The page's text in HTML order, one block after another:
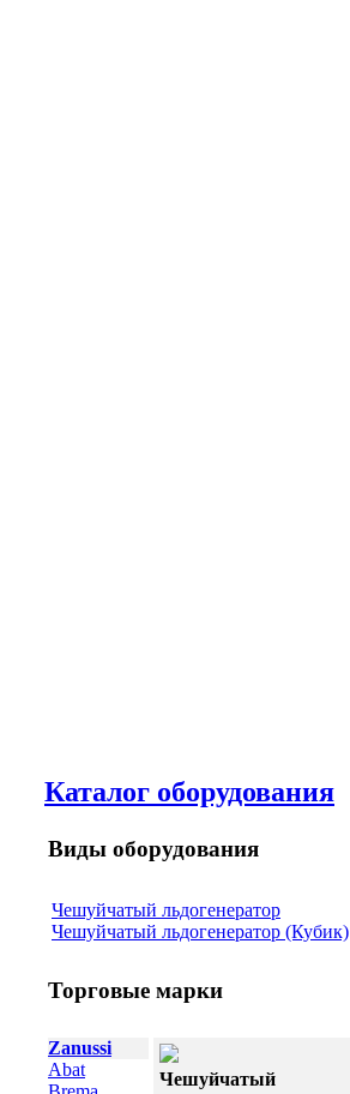
Каталог оборудования
Виды оборудования
Чешуйчатый льдогенератор
Чешуйчатый льдогенератор (Кубик)
Торговые марки
Zanussi
Abat
Чешуйчатый